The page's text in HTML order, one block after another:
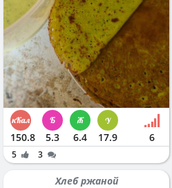
150.8 5.3 6.4 17.9 6
5 3
Хлеб ржаной